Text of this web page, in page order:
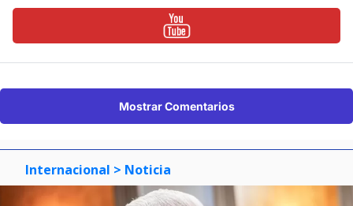
Mostrar Comentarios
Internacional > Noticia